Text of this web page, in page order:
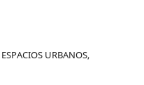
URBANOS,